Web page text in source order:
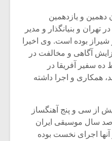
دهمین و یازدهمین
و بنیانگذار و مدیر
شیراز بوده است. وی اخیرا
آگاهی و مخالفت در
سفیر آفریقا در
همکاری و اجرا داشته
از سی و پنج آهنگساز
سال موسیقی ایران
آنها اجرای نخست بوده